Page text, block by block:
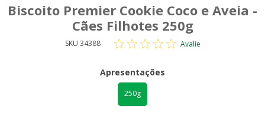
Biscoito Premier Cookie Coco e Aveia -
Cães Filhotes 250g
SKU 34388 Avalie
Apresentações
250g